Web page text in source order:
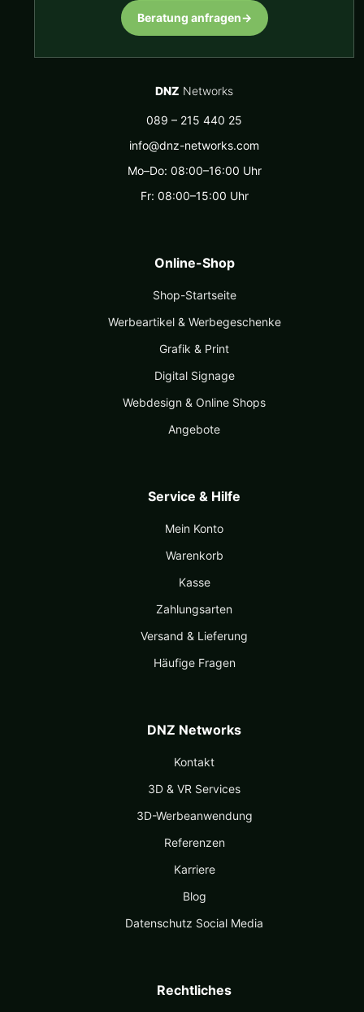
Beratung anfragen→
DNZ Networks
089 – 215 440 25
info@dnz-networks.com
Mo–Do: 08:00–16:00 Uhr
Fr: 08:00–15:00 Uhr
Online-Shop
Shop-Startseite
Werbeartikel & Werbegeschenke
Grafik & Print
Digital Signage
Webdesign & Online Shops
Angebote
Service & Hilfe
Mein Konto
Warenkorb
Kasse
Zahlungsarten
Versand & Lieferung
Häufige Fragen
DNZ Networks
Kontakt
3D & VR Services
3D-Werbeanwendung
Referenzen
Karriere
Blog
Datenschutz Social Media
Rechtliches